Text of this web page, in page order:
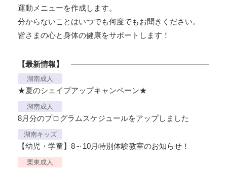
運動メニューを作成します。
分からないことはいつでも何度でもお聞きください。
皆さまの心と身体の健康をサポートします！
【最新情報】
湖南成人
★夏のシェイプアップキャンペーン★
湖南成人
8月分のプログラムスケジュールをアップしました
湖南キッズ
【幼児・学童】8～10月特別体験教室のお知らせ！
栗東成人